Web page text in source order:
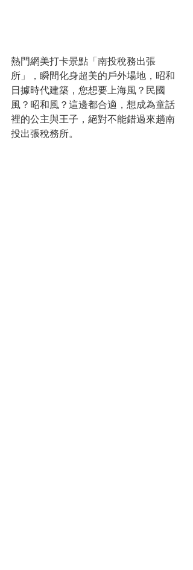
熱門網美打卡景點「南投稅務出張
所」，瞬間化身超美的戶外場地，昭和
日據時代建築，您想要上海風？民國
風？昭和風？這邊都合適，想成為童話
裡的公主與王子，絕對不能錯過來趟南
投出張稅務所。